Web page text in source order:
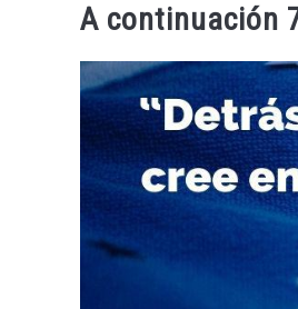
A continuación